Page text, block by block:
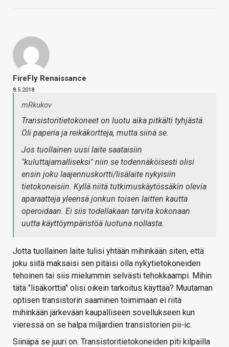
FireFly Renaissance
8.5.2018
mRkukov
Transistoritietokoneet on luotu aika pitkälti tyhjästä.
Oli paperia ja reikäkortteja, mutta siinä se.
Jos tuollainen uusi laite saataisiin
"kuluttajamalliseksi" niin se todennäköisesti olisi
ensin joku laajennuskortti/lisälaite nykyisiin
tietokoneisiin. Kyllä niitä tutkimuskäytössäkin olevia
aparaatteja yleensä jonkun toisen laitten kautta
operoidaan. Ei siis todellakaan tarvita kokonaan
uutta käyttöympäristöä luotuna nollasta.
Jotta tuollainen laite tulisi yhtään mihinkään siten, että
joku siitä maksaisi sen pitäisi olla nykytietokoneiden
tehoinen tai siis mielummin selvästi tehokkaampi. Mihin
tätä "lisäkorttia" olisi oikein tarkoitus käyttää? Muutaman
optisen transistorin saaminen toimimaan ei riitä
mihinkään järkevään kaupalliseen sovellukseen kun
vieressä on se halpa miljardien transistorien pii-ic.
Siinäpä se juuri on. Transistoritietokoneiden piti kilpailla